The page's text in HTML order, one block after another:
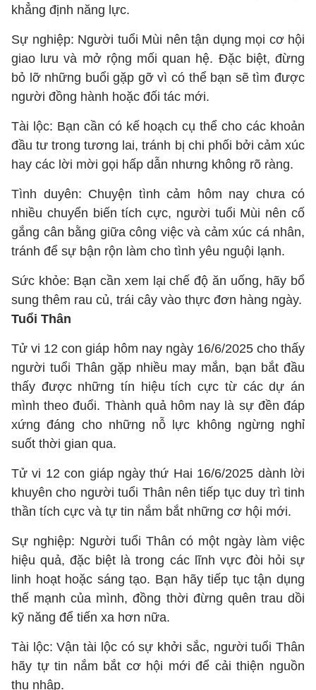
khẳng định năng lực.
Sự nghiệp: Người tuổi Mùi nên tận dụng mọi cơ hội
giao lưu và mở rộng mối quan hệ. Đặc biệt, đừng
bỏ lỡ những buổi gặp gỡ vì có thể bạn sẽ tìm được
người đồng hành hoặc đối tác mới.
Tài lộc: Bạn cần có kế hoạch cụ thể cho các khoản
đầu tư trong tương lai, tránh bị chi phối bởi cảm xúc
hay các lời mời gọi hấp dẫn nhưng không rõ ràng.
Tình duyên: Chuyện tình cảm hôm nay chưa có
nhiều chuyển biến tích cực, người tuổi Mùi nên cố
gắng cân bằng giữa công việc và cảm xúc cá nhân,
tránh để sự bận rộn làm cho tình yêu nguội lạnh.
Sức khỏe: Bạn cần xem lại chế độ ăn uống, hãy bổ
sung thêm rau củ, trái cây vào thực đơn hàng ngày.
Tuổi Thân
Tử vi 12 con giáp hôm nay ngày 16/6/2025 cho thấy
người tuổi Thân gặp nhiều may mắn, bạn bắt đầu
thấy được những tín hiệu tích cực từ các dự án
mình theo đuổi. Thành quả hôm nay là sự đền đáp
xứng đáng cho những nỗ lực không ngừng nghỉ
suốt thời gian qua.
Tử vi 12 con giáp ngày thứ Hai 16/6/2025 dành lời
khuyên cho người tuổi Thân nên tiếp tục duy trì tinh
thần tích cực và tự tin nắm bắt những cơ hội mới.
Sự nghiệp: Người tuổi Thân có một ngày làm việc
hiệu quả, đặc biệt là trong các lĩnh vực đòi hỏi sự
linh hoạt hoặc sáng tạo. Bạn hãy tiếp tục tận dụng
thế mạnh của mình, đồng thời đừng quên trau dồi
kỹ năng để tiến xa hơn nữa.
Tài lộc: Vận tài lộc có sự khởi sắc, người tuổi Thân
hãy tự tin nắm bắt cơ hội mới để cải thiện nguồn
thu nhập.